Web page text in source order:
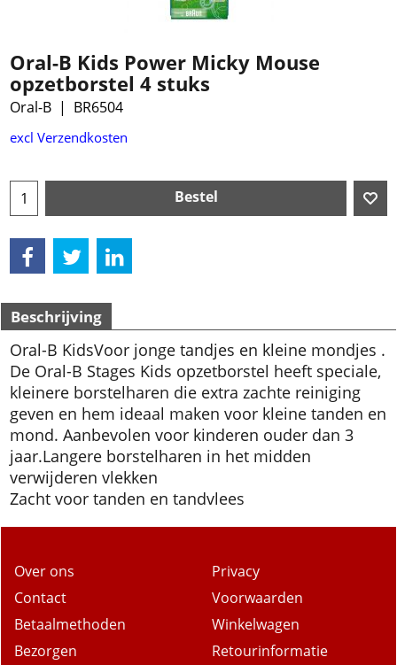
Oral-B Kids Power Micky Mouse
opzetborstel 4 stuks
Oral-B BR6504
€12.99
Bestel
Beschrijving
Oral-B KidsVoor jonge tandjes en kleine mondjes .
De Oral-B Stages Kids opzetborstel heeft speciale,
kleinere borstelharen die extra zachte reiniging
geven en hem ideaal maken voor kleine tanden en
mond. Aanbevolen voor kinderen ouder dan 3
jaar.Langere borstelharen in het midden
verwijderen vlekken
Zacht voor tanden en tandvlees
Over ons
Contact
Betaalmethoden
Privacy
Voorwaarden
Winkelwagen